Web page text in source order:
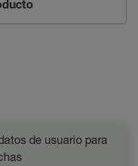
de usuario para